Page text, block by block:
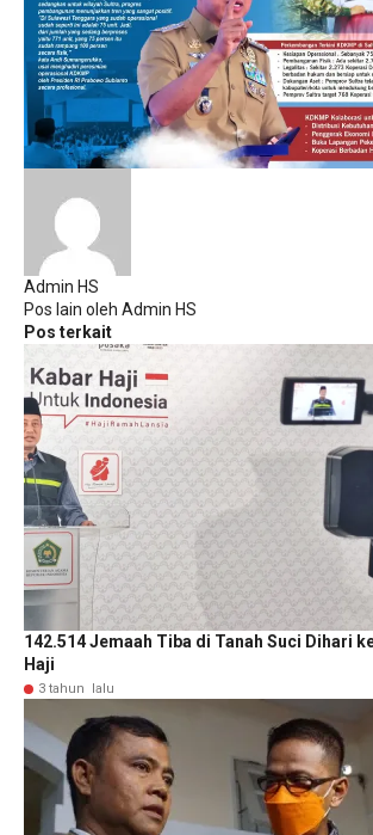
Admin HS
Pos lain oleh Admin HS
Pos terkait
142.514 Jemaah Tiba di Tanah Suci Dihari
Haji
3 tahun lalu